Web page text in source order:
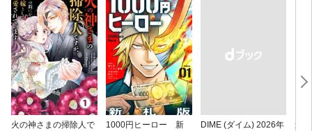
火の神さまの掃除人で
1000円ヒーロー 新
DIME (ダイム) 2026年
追